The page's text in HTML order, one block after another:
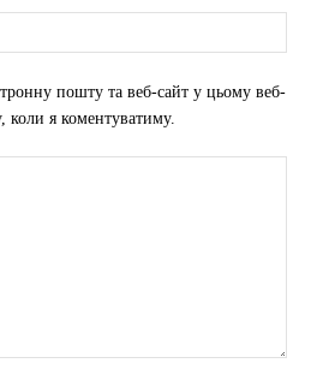
пошту та веб-сайт у цьому веб-
коли я коментуватиму.